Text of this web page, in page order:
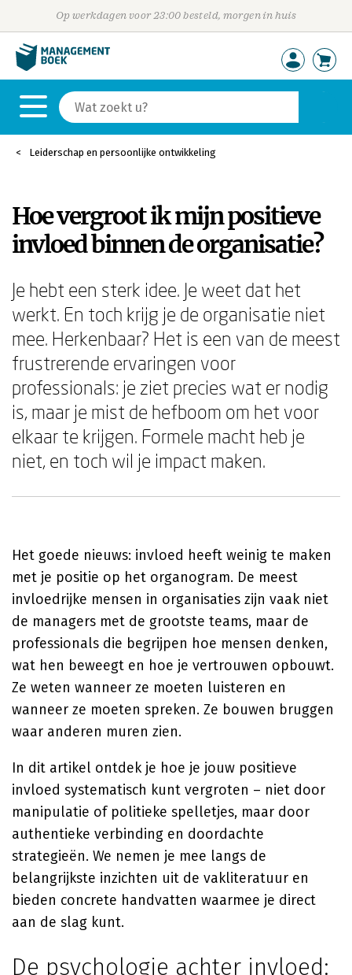
Op werkdagen voor 23:00 besteld, morgen in huis
Leiderschap en persoonlijke ontwikkeling
Hoe vergroot ik mijn positieve
invloed binnen de organisatie?
Je hebt een sterk idee. Je weet dat het
werkt. En toch krijg je de organisatie niet
mee. Herkenbaar? Het is een van de meest
frustrerende ervaringen voor
professionals: je ziet precies wat er nodig
is, maar je mist de hefboom om het voor
elkaar te krijgen. Formele macht heb je
niet, en toch wil je impact maken.
Het goede nieuws: invloed heeft weinig te maken
met je positie op het organogram. De meest
invloedrijke mensen in organisaties zijn vaak niet
de managers met de grootste teams, maar de
professionals die begrijpen hoe mensen denken,
wat hen beweegt en hoe je vertrouwen opbouwt.
Ze weten wanneer ze moeten luisteren en
wanneer ze moeten spreken. Ze bouwen bruggen
waar anderen muren zien.
In dit artikel ontdek je hoe je jouw positieve
invloed systematisch kunt vergroten – niet door
manipulatie of politieke spelletjes, maar door
authentieke verbinding en doordachte
strategieën. We nemen je mee langs de
belangrijkste inzichten uit de vakliteratuur en
bieden concrete handvatten waarmee je direct
aan de slag kunt.
De psychologie achter invloed: